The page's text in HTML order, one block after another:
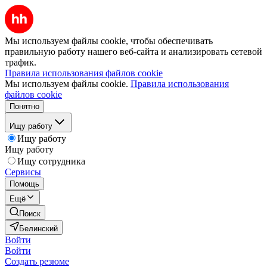
Мы используем файлы cookie, чтобы обеспечивать
правильную работу нашего веб-сайта и анализировать сетевой
трафик.
Правила использования файлов cookie
Мы используем файлы cookie. Правила использования
файлов cookie
Понятно
Ищу работу
Ищу работу
Ищу работу
Ищу сотрудника
Сервисы
Помощь
Ещё
Поиск
Белинский
Войти
Войти
Создать резюме